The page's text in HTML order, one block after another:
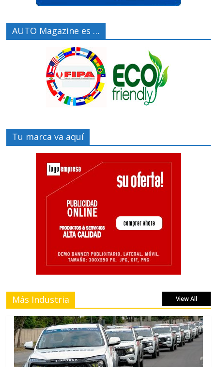
AUTO Magazine es …
Tu marca va aquí
Más Industria View All